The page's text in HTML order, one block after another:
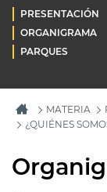
PRESENTACIÓN
ORGANIGRAMA
PARQUES
MATERIA
¿QUIÉNES